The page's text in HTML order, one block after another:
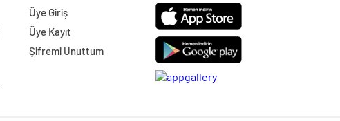
Üye Giriş
Üye Kayıt
Şifremi Unuttum